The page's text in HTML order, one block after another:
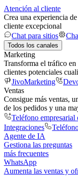
Atención al cliente
Crea una experiencia
cliente excepcional
Chat para sitios
Todos los canales
Marketing
Transforma el tráfico en
clientes potenciales
JivoMarketing
Ventas
Consigue más ventas,
de los pedidos y una
Teléfono empresarial
Integraciones
Agente de IA
Gestiona las preguntas
más frecuentes
WhatsApp
Aumenta las ventas y